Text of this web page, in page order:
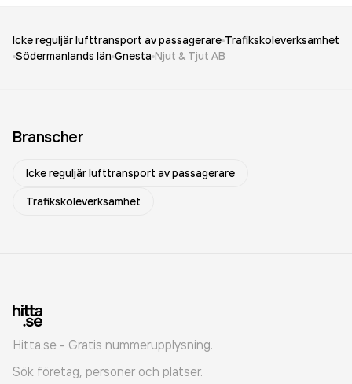
Icke reguljär lufttransport av passagerare Trafikskoleverksamhet
Södermanlands län Gnesta Njut & Tjut AB
Branscher
Icke reguljär lufttransport av passagerare
Trafikskoleverksamhet
Hitta.se - Gratis nummerupplysning.
Sök företag, personer och platser.